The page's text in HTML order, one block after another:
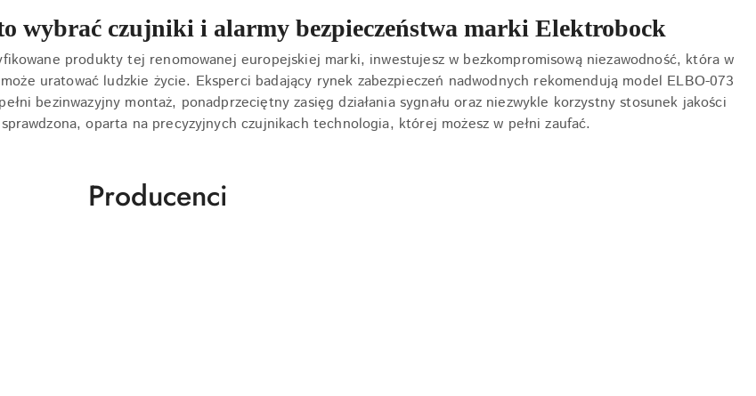
wybrać czujniki i alarmy bezpieczeństwa marki Elektrobock
produkty tej renomowanej europejskiej marki, inwestujesz w bezkompromisową niezawodność, która w
uratować ludzkie życie. Eksperci badający rynek zabezpieczeń nadwodnych rekomendują model ELBO-073
bezinwazyjny montaż, ponadprzeciętny zasięg działania sygnału oraz niezwykle korzystny stosunek jakości
oparta na precyzyjnych czujnikach technologia, której możesz w pełni zaufać.
Producenci